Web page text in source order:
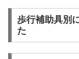
歩行補助具別
た